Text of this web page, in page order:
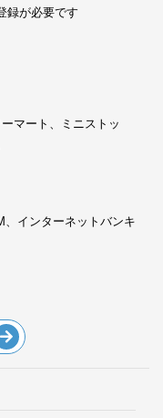
録が必要です
マート、ミニストッ
、インターネットバンキ